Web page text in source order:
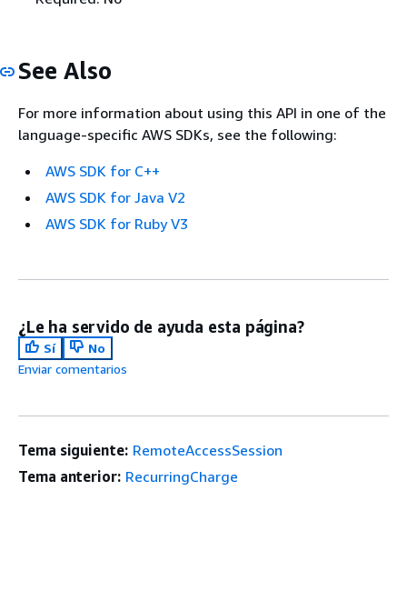
See Also
For more information about using this API in one of the
language-specific AWS SDKs, see the following:
AWS SDK for C++
AWS SDK for Java V2
AWS SDK for Ruby V3
¿Le ha servido de ayuda esta página?
Sí
No
Enviar comentarios
Tema siguiente: RemoteAccessSession
Tema anterior: RecurringCharge